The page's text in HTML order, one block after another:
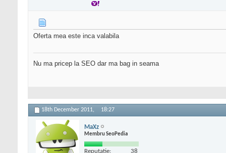
Oferta mea este inca valabila
Nu ma pricep la SEO dar ma bag in seama
18th December 2011, 18:27
MaXz
Membru SeoPedia
Reputatie: 38